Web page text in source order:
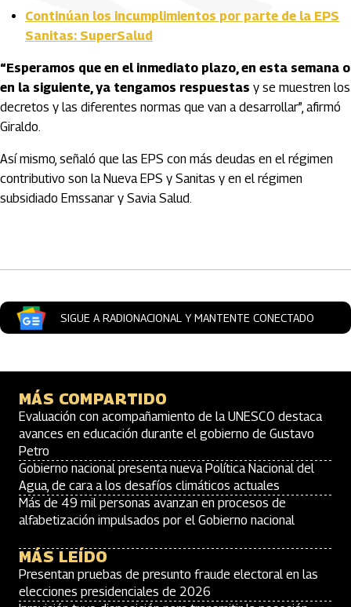
Continúan los incumplimientos por parte de la EPS
Sanitas: SuperSalud
“Esperamos que en el inmediato plazo, en esta semana o
en la siguiente, ya tengamos respuestas y se muestren los
decretos y las diferentes normas que van a desarrollar”, afirmó
Giraldo.
Así mismo, señaló que las EPS con más deudas en el régimen
contributivo son la Nueva EPS y Sanitas y en el régimen
subsidiado Emssanar y Savia Salud.
SIGUE A RADIONACIONAL Y MANTENTE CONECTADO
MÁS COMPARTIDO
Evaluación con acompañamiento de la UNESCO destaca
avances en educación durante el gobierno de Gustavo
Petro
Gobierno nacional presenta nueva Política Nacional del
Agua, de cara a los desafíos climáticos actuales
Más de 49 mil personas avanzan en procesos de
alfabetización impulsados por el Gobierno nacional
MÁS LEÍDO
Presentan pruebas de presunto fraude electoral en las
elecciones presidenciales de 2026